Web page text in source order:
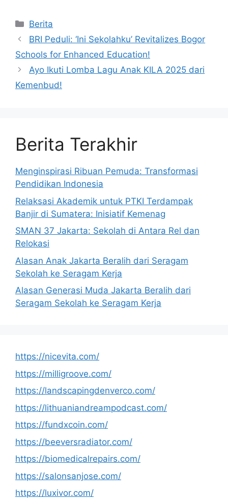
Kategori
Berita
BRI Peduli: ‘Ini Sekolahku’ Revitalizes Bogor
Schools for Enhanced Education!
Ayo Ikuti Lomba Lagu Anak KILA 2025 dari
Kemenbud!
Berita Terakhir
Menginspirasi Ribuan Pemuda: Transformasi
Pendidikan Indonesia
Relaksasi Akademik untuk PTKI Terdampak
Banjir di Sumatera: Inisiatif Kemenag
SMAN 37 Jakarta: Sekolah di Antara Rel dan
Relokasi
Alasan Anak Jakarta Beralih dari Seragam
Sekolah ke Seragam Kerja
Alasan Generasi Muda Jakarta Beralih dari
Seragam Sekolah ke Seragam Kerja
https://nicevita.com/
https://milligroove.com/
https://landscapingdenverco.com/
https://lithuaniandreampodcast.com/
https://fundxcoin.com/
https://beeversradiator.com/
https://biomedicalrepairs.com/
https://salonsanjose.com/
https://luxivor.com/